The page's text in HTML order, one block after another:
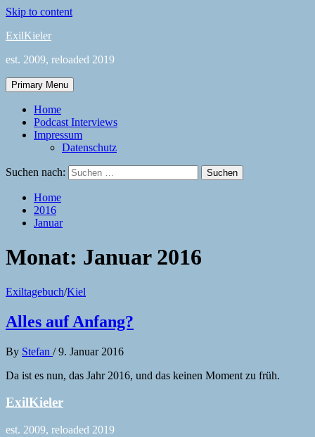
Skip to content
ExilKieler
est. 2009, reloaded 2019
Primary Menu
Home
Podcast Interviews
Impressum
Datenschutz
Suchen nach:
Home
2016
Januar
Monat: Januar 2016
Exiltagebuch/Kiel
Alles auf Anfang?
By Stefan / 9. Januar 2016
Da ist es nun, das Jahr 2016, und das keinen Moment zu früh.
ExilKieler
est. 2009, reloaded 2019